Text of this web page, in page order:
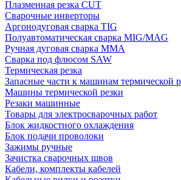
Плазменная резка CUT
Сварочные инверторы
Аргонодуговая сварка TIG
Полуавтоматическая сварка MIG/MAG
Ручная дуговая сварка MMA
Сварка под флюсом SAW
Термическая резка
Запасные части к машинам термической
Машины термической резки
Резаки машинные
Товары для электросварочных работ
Блок жидкостного охлаждения
Блок подачи проволоки
Зажимы ручные
Зачистка сварочных швов
Кабели, комплекты кабелей